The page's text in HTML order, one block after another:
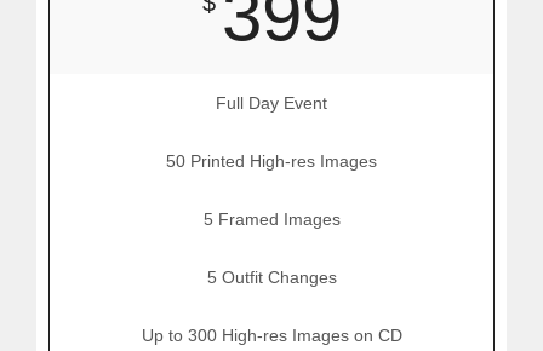
Full Day Event
50 Printed High-res Images
5 Framed Images
5 Outfit Changes
Up to 300 High-res Images on CD